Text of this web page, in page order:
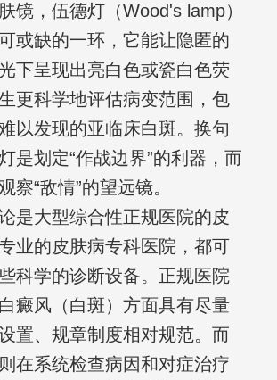
镜，伍德灯（Wood's lamp）
或缺的一环，它能让隐匿的
下呈现出亮白色或瓷白色荧
更科学地评估病变范围，包
以发现的亚临床白斑。换句
是划定“作战边界”的利器，而
察“敌情”的望远镜。
是大型综合性正规医院的皮
业的皮肤病专科医院，都可
科学的诊断设备。正规医院
癜风（白斑）方面具有尽量
置、规章制度相对规范。而
在系统检查病因和对症治疗